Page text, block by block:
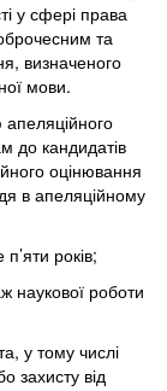
у сфері права
та
визначеного
мови.
до кандидатів
оцінювання
в апеляційному
років;
наукової роботи
у тому числі
захисту від